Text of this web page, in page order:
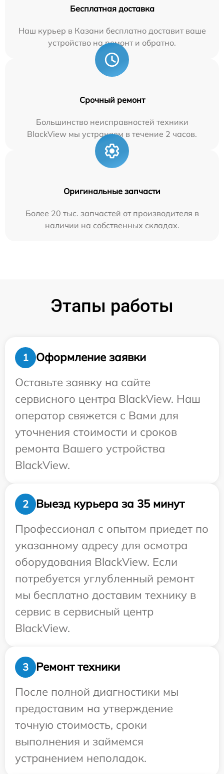
Бесплатная доставка
Наш курьер в Казани бесплатно доставит ваше
устройство на ремонт и обратно.
Срочный ремонт
Большинство неисправностей техники
BlackView мы устраняем в течение 2 часов.
Оригинальные запчасти
Более 20 тыс. запчастей от производителя в
наличии на собственных складах.
Этапы работы
1
Оформление заявки
Оставьте заявку на сайте
сервисного центра BlackView. Наш
оператор свяжется с Вами для
уточнения стоимости и сроков
ремонта Вашего устройства
BlackView.
2
Выезд курьера за 35 минут
Профессионал с опытом приедет по
указанному адресу для осмотра
оборудования BlackView. Если
потребуется углубленный ремонт
мы бесплатно доставим технику в
сервис в сервисный центр
BlackView.
3
Ремонт техники
После полной диагностики мы
предоставим на утверждение
точную стоимость, сроки
выполнения и займемся
устранением неполадок.